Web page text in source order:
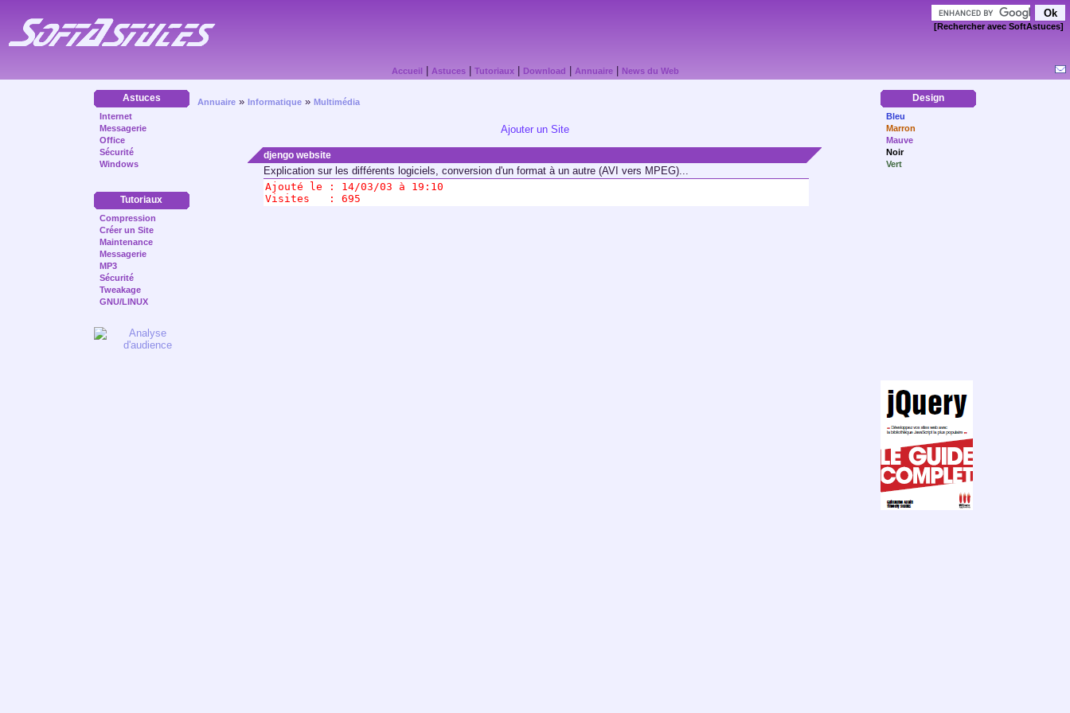
[Rechercher avec SoftAstuces]
Accueil Astuces| Tutoriaux| Download Annuaire| News du Web
Astuces
Internet
Messagerie
Office
Sécurité
Windows
Tutoriaux
Compression
Créer un Site
Maintenance
Messagerie
MP3
Sécurité
Tweakage
GNU/LINUX
Annuaire» Informatique» Multimédia
Ajouter un Site
djengo website
Explication sur les différents logiciels, conversion d'un format à un autre (AVI vers MPEG)...
Ajouté le : 14/03/03 à 19:10
Visites   : 695
Design
Bleu
Marron
Mauve
Noir
Vert